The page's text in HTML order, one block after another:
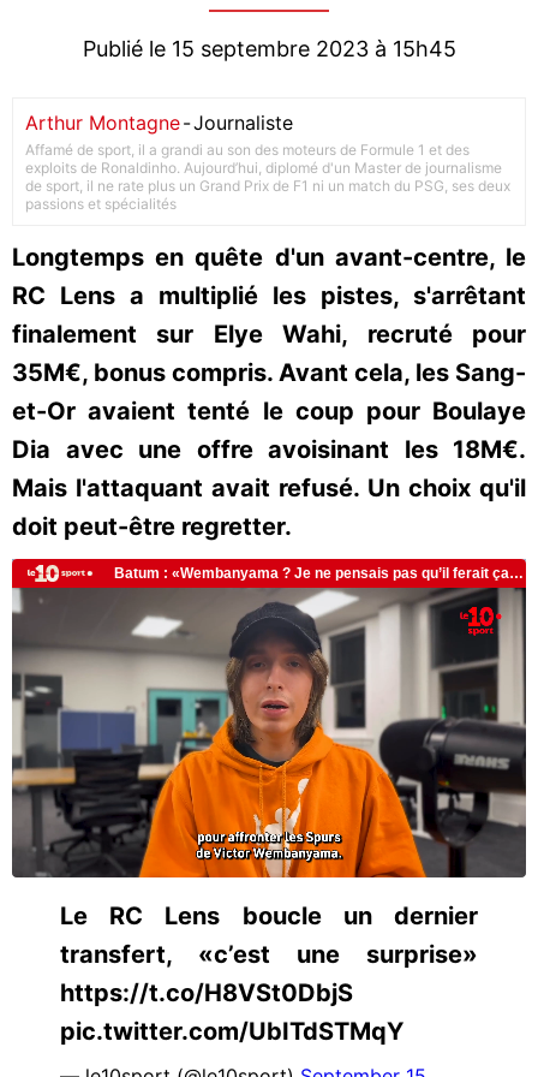
Publié le 15 septembre 2023 à 15h45
Arthur Montagne-Journaliste
Affamé de sport, il a grandi au son des moteurs de Formule 1 et des
exploits de Ronaldinho. Aujourd’hui, diplomé d'un Master de journalisme
de sport, il ne rate plus un Grand Prix de F1 ni un match du PSG, ses deux
passions et spécialités
Longtemps en quête d'un avant-centre, le
RC Lens a multiplié les pistes, s'arrêtant
finalement sur Elye Wahi, recruté pour
35M€, bonus compris. Avant cela, les Sang-
et-Or avaient tenté le coup pour Boulaye
Dia avec une offre avoisinant les 18M€.
Mais l'attaquant avait refusé. Un choix qu'il
doit peut-être regretter.
Le RC Lens boucle un dernier
transfert, «c’est une surprise»
https://t.co/H8VSt0DbjS
pic.twitter.com/UbITdSTMqY